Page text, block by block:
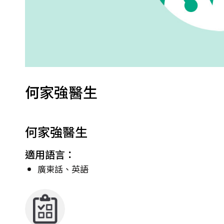
何家強醫生
何家強醫生
適用語言：
廣東話、英語